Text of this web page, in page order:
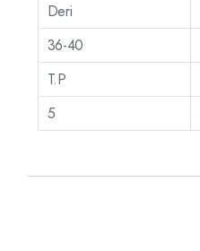
Deri
36-40
T.P
5